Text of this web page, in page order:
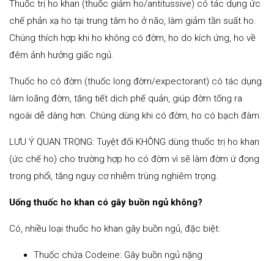
Thuốc trị ho khan (thuốc giảm ho/antitussive) có tác dụng ức
chế phản xạ ho tại trung tâm ho ở não, làm giảm tần suất ho.
Chúng thích hợp khi ho không có đờm, ho do kích ứng, ho về
đêm ảnh hưởng giấc ngủ.
Thuốc ho có đờm (thuốc long đờm/expectorant) có tác dụng
làm loãng đờm, tăng tiết dịch phế quản, giúp đờm tống ra
ngoài dễ dàng hơn. Chúng dùng khi có đờm, ho có bạch đàm.
LƯU Ý QUAN TRỌNG: Tuyệt đối KHÔNG dùng thuốc trị ho khan
(ức chế ho) cho trường hợp ho có đờm vì sẽ làm đờm ứ đọng
trong phổi, tăng nguy cơ nhiễm trùng nghiêm trọng.
Uống thuốc ho khan có gây buồn ngủ không?
Có, nhiều loại thuốc ho khan gây buồn ngủ, đặc biệt:
Thuốc chứa Codeine: Gây buồn ngủ nặng